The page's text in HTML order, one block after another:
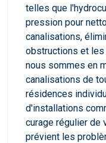
telles que
pression pour
canalisations,
obstructions et
nous sommes en
canalisations de
résidences
d'installations
curage régulier de
prévient les